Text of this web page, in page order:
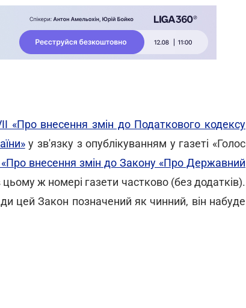
«Про внесення змін до Податкового кодексу
у зв'язку з опублікуванням у газеті «Голос
внесення змін до Закону «Про Державний
ж номері газети частково (без додатків).
цей Закон позначений як чинний, він набуде